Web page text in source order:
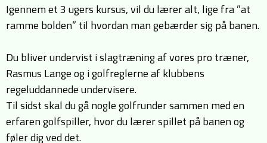
Igennem et 3 ugers kursus, vil du lærer alt, lige fra ”at
ramme bolden” til hvordan man gebærder sig på banen.
Du bliver undervist i slagtræning af vores pro træner,
Rasmus Lange og i golfreglerne af klubbens
regeluddannede undervisere.
Til sidst skal du gå nogle golfrunder sammen med en
erfaren golfspiller, hvor du lærer spillet på banen og
føler dig ved det.